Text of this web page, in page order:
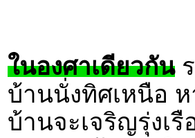
ในองศาเดียวกันร
บ้านนั่งทิศเหนือ
บ้านจะเจริญรุ่งเ